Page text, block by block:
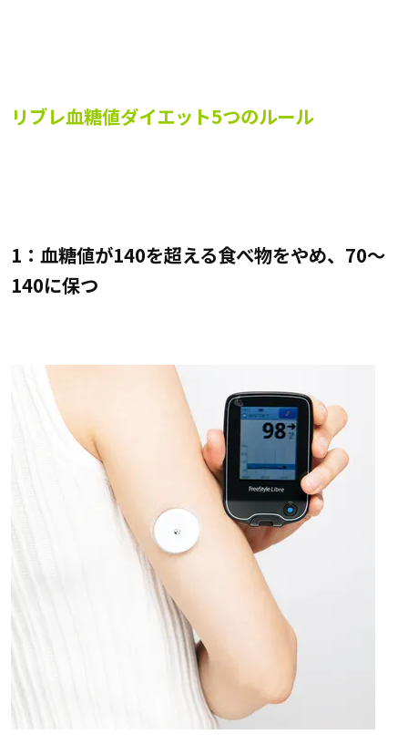
リブレ血糖値ダイエット5つのルール
1：血糖値が140を超える食べ物をやめ、70～
140に保つ